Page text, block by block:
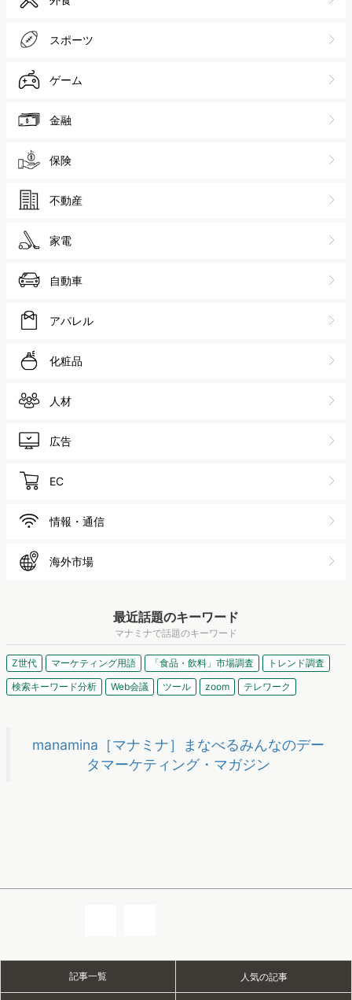
スポーツ
ゲーム
金融
保険
不動産
家電
自動車
アパレル
化粧品
人材
広告
EC
情報・通信
海外市場
最近話題のキーワード
マナミナで話題のキーワード
Z世代 マーケティング用語 「食品・飲料」市場調査
トレンド調査
検索キーワード分析
Web会議 ツール zoom テレワーク
manamina［マナミナ］まなべるみんなのデー
タマーケティング・マガジン
記事一覧 人気の記事